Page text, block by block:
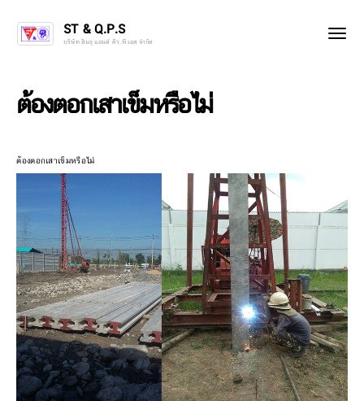
ST & Q.P.S
บริษัท สินธุ แอนด์ คิว.พี.เอส จำกัด
ต้องตอกเสาเข็มหรือไม่
ต้องตอกเสาเข็มหรือไม่